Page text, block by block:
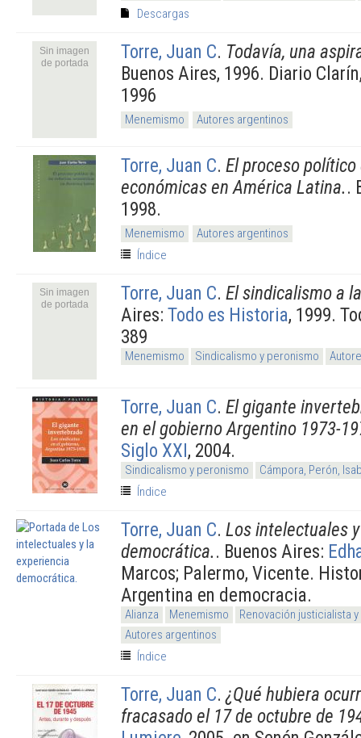
Descargas
Sin imagen
de portada
Torre, Juan C. Todavía, una
Buenos Aires, 1996. Diario
1996
Menemismo Autores argentinos
Torre, Juan C. El proceso
económicas en América Latina..
1998.
Menemismo
Autores argentinos
Índice
Sin imagen
de portada
Torre, Juan C. El sindicalismo a
Aires: Todo es Historia, 1999.
389
Menemismo Sindicalismo y peronismo
Torre, Juan C. El gigante
en el gobierno Argentino 1973-
Siglo XXI, 2004.
Sindicalismo y peronismo
Cámpora, Perón,
Índice
Torre, Juan C. Los intelectuales
democrática.. Buenos Aires:
Marcos; Palermo, Vicente.
Argentina en democracia.
Alianza Menemismo
Renovación justicialista
Autores argentinos
Índice
Torre, Juan C. ¿Qué hubiera
fracasado el 17 de octubre de